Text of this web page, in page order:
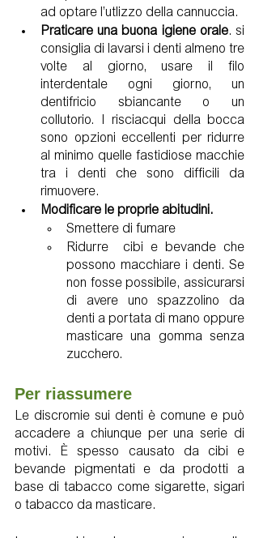
ad optare l’utlizzo della cannuccia.
Praticare una buona igiene orale. si
consiglia di lavarsi i denti almeno tre
volte al giorno, usare il filo
interdentale ogni giorno, un
dentifricio sbiancante o un
collutorio. I risciacqui della bocca
sono opzioni eccellenti per ridurre
al minimo quelle fastidiose macchie
tra i denti che sono difficili da
rimuovere.
Modificare le proprie abitudini.
Smettere di fumare
Ridurre  cibi e bevande che
possono macchiare i denti. Se
non fosse possibile, assicurarsi
di avere uno spazzolino da
denti a portata di mano oppure
masticare una gomma senza
zucchero.
Per riassumere
Le discromie sui denti è comune e può
accadere a chiunque per una serie di
motivi. È spesso causato da cibi e
bevande pigmentati e da prodotti a
base di tabacco come sigarette, sigari
o tabacco da masticare.